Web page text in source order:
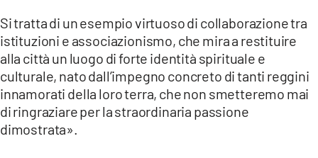
Si tratta di un esempio virtuoso di collaborazione tra
istituzioni e associazionismo, che mira a restituire
alla città un luogo di forte identità spirituale e
culturale, nato dall’impegno concreto di tanti reggini
innamorati della loro terra, che non smetteremo mai
di ringraziare per la straordinaria passione
dimostrata».